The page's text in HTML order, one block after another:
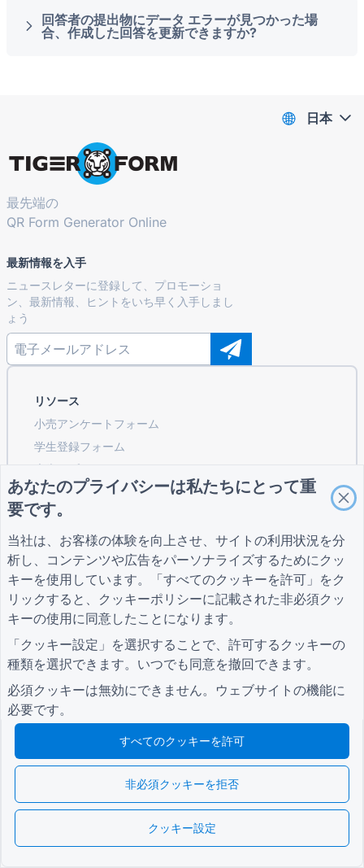
回答者の提出物にデータ エラーが見つかった場
合、作成した回答を更新できますか?
最先端の
QR Form Generator Online
最新情報を入手
ニュースレターに登録して、プロモーショ
ン、最新情報、ヒントをいち早く入手しまし
ょう
リソース
小売アンケートフォーム
学生登録フォーム
広告用プロモーションフォーム
イベント評価フォーム
ヘルスケアフォーム
レストランオーダーシステムフォーム
建設プロジェクト評価書
物流に関するサプライヤー評価フォーム
公共事業向けサービスリクエストフォーム
顧客エンゲージメントフォーム
コミュニティに参加する
ガイド
ヘルプセンター
ブログ
会社
条項
クッキー設定
日本
あなたのプライバシーは私たちにとって重
要です。
当社は、お客様の体験を向上させ、サイトの利用状況を分
析し、コンテンツや広告をパーソナライズするためにクッ
キーを使用しています。「すべてのクッキーを許可」をク
リックすると、 クッキーポリシーに記載された非必須クッ
キーの使用に同意したことになります。
「クッキー設定」を選択することで、許可するクッキーの
種類を選択できます。いつでも同意を撤回できます。
必須クッキーは無効にできません。ウェブサイトの機能に
必要です。
すべてのクッキーを許可
非必須クッキーを拒否
クッキー設定